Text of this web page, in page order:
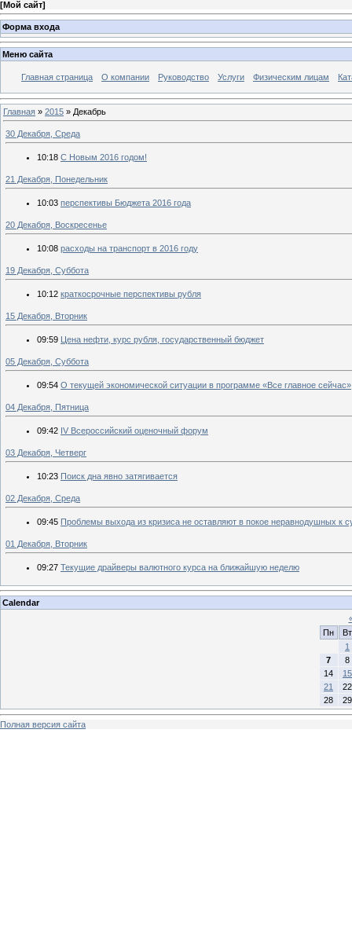
[Мой сайт]
Форма входа
Меню сайта
Главная страница О компании Руководство Услуги Физическим лицам
Главная » 2015 » Декабрь
30 Декабря, Среда
10:18 С Новым 2016 годом!
21 Декабря, Понедельник
10:03 перспективы Бюджета 2016 года
20 Декабря, Воскресенье
10:08 расходы на транспорт в 2016 году
19 Декабря, Суббота
10:12 краткосрочные перспективы рубля
15 Декабря, Вторник
09:59 Цена нефти, курс рубля, государственный бюджет
05 Декабря, Суббота
09:54 О текущей экономической ситуации в программе «Все главное сейчас»
04 Декабря, Пятница
09:42 IV Всероссийский оценочный форум
03 Декабря, Четверг
10:23 Поиск дна явно затягивается
02 Декабря, Среда
09:45 Проблемы выхода из кризиса не оставляют в покое неравнодушных к
01 Декабря, Вторник
09:27 Текущие драйверы валютного курса на ближайшую неделю
Calendar
Пн
Вт
1
7
8
14
15
21
22
28
29
Полная версия сайта